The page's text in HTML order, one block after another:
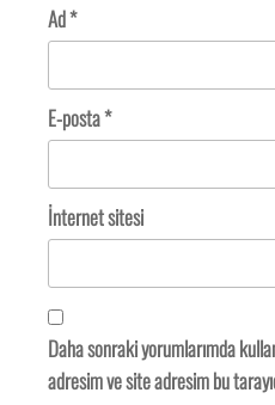
Ad*
E-posta*
İnternet sitesi
Daha sonraki yorumlarımda
adresim ve site adresim bu